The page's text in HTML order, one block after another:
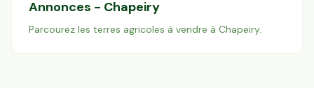
Annonces - Chapeiry
Parcourez les terres agricoles à vendre à Chapeiry.